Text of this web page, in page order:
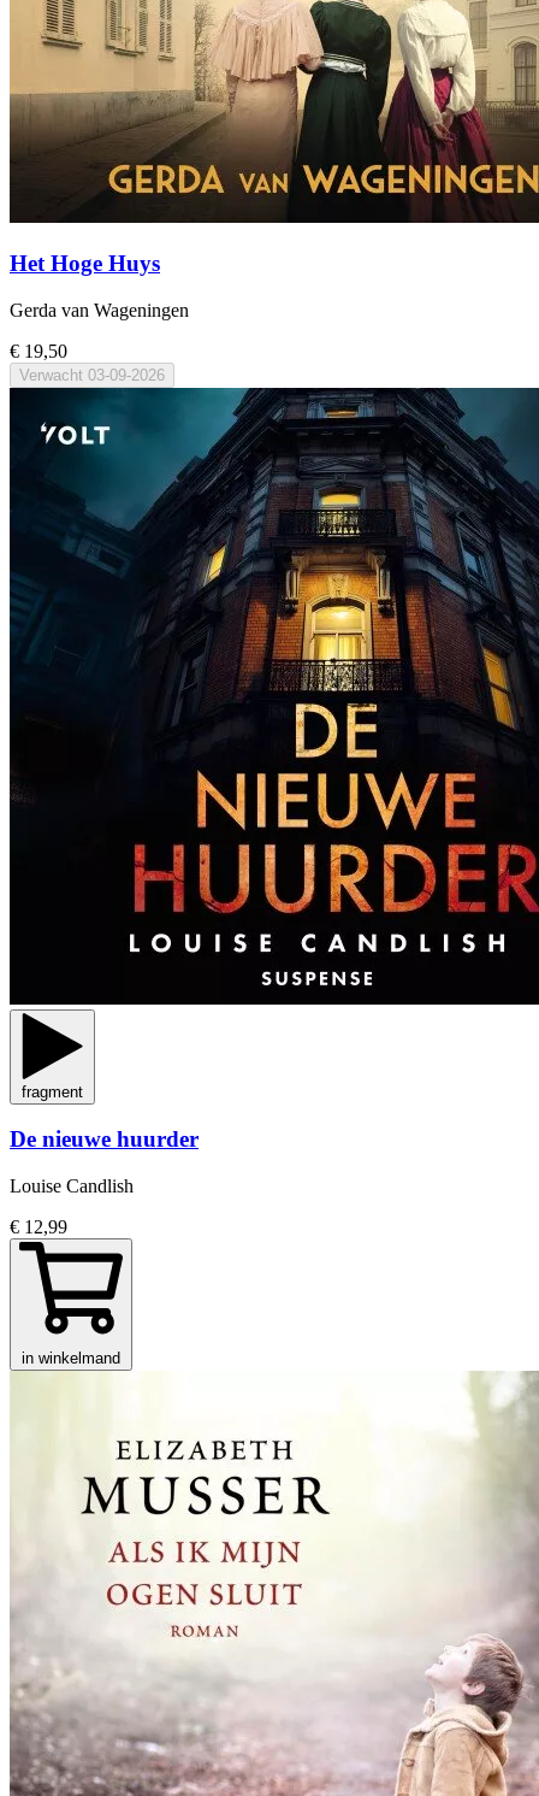
Het Hoge Huys
Gerda van Wageningen
€ 19,50
Verwacht 03-09-2026
fragment
De nieuwe huurder
Louise Candlish
€ 12,99
in winkelmand